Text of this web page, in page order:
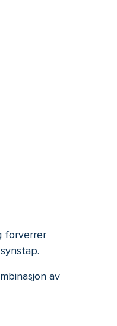
forverrer
av